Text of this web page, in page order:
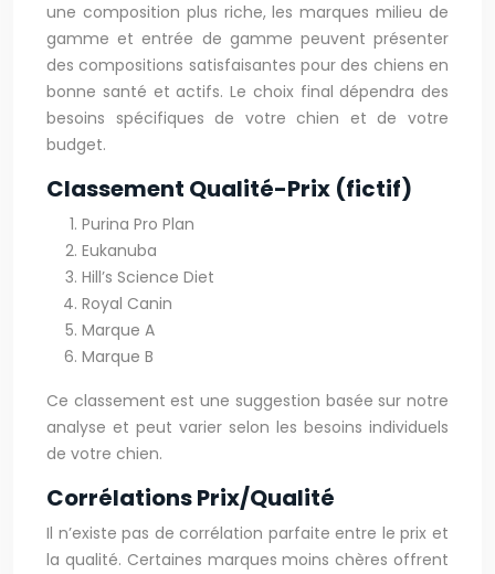
une composition plus riche, les marques milieu de
gamme et entrée de gamme peuvent présenter
des compositions satisfaisantes pour des chiens en
bonne santé et actifs. Le choix final dépendra des
besoins spécifiques de votre chien et de votre
budget.
Classement Qualité-Prix (fictif)
Purina Pro Plan
Eukanuba
Hill’s Science Diet
Royal Canin
Marque A
Marque B
Ce classement est une suggestion basée sur notre
analyse et peut varier selon les besoins individuels
de votre chien.
Corrélations Prix/Qualité
Il n’existe pas de corrélation parfaite entre le prix et
la qualité. Certaines marques moins chères offrent